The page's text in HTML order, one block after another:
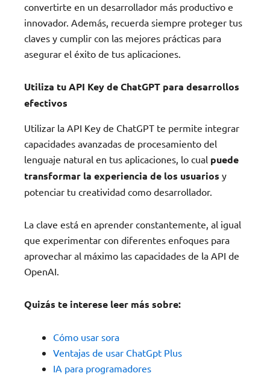
convertirte en un desarrollador más productivo e
innovador. Además, recuerda siempre proteger tus
claves y cumplir con las mejores prácticas para
asegurar el éxito de tus aplicaciones.
Utiliza tu API Key de ChatGPT para desarrollos
efectivos
Utilizar la API Key de ChatGPT te permite integrar
capacidades avanzadas de procesamiento del
lenguaje natural en tus aplicaciones, lo cual puede
transformar la experiencia de los usuarios y
potenciar tu creatividad como desarrollador.
La clave está en aprender constantemente, al igual
que experimentar con diferentes enfoques para
aprovechar al máximo las capacidades de la API de
OpenAI.
Quizás te interese leer más sobre:
Cómo usar sora
Ventajas de usar ChatGpt Plus
IA para programadores